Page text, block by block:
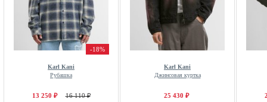
-18%
Karl Kani
Рубашка
13 250 ₽ 16 110 ₽
Karl Kani
Джинсовая куртка
25 430 ₽